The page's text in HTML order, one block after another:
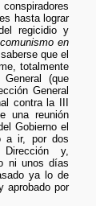
hasta lograr
regicidio y
en
que el
totalmente
(que
General
contra la III
una reunión
Gobierno el
a ir, por dos
y,
ni unos días
ya lo de
aprobado por